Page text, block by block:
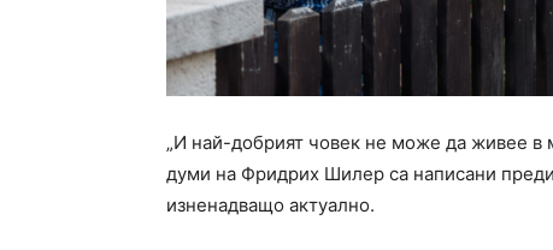
„И най-добрият човек не може да живее в
думи на Фридрих Шилер са написани
изненадващо актуално.